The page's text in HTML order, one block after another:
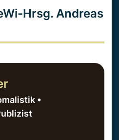
Hrsg. Andreas
•